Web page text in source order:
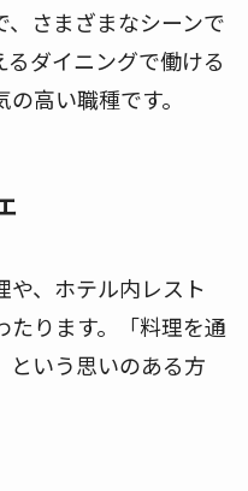
さまざまなシーンで
ダイニングで働ける
高い職種です。
、ホテル内レスト
たります。「料理を通
という思いのある方